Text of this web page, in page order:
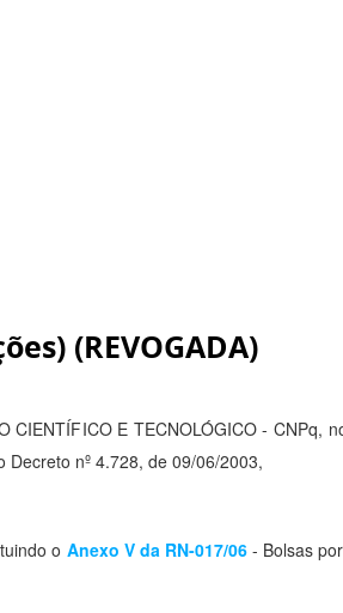
(REVOGADA)
CIENTÍFICO E TECNOLÓGICO - CNPq,
nº 4.728, de 09/06/2003,
o Anexo V da RN-017/06- Bolsas